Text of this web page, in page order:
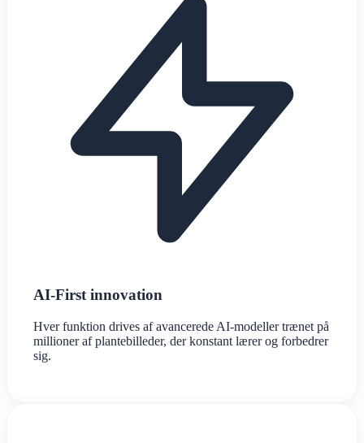
AI-First innovation
Hver funktion drives af avancerede AI-modeller trænet på
millioner af plantebilleder, der konstant lærer og forbedrer
sig.